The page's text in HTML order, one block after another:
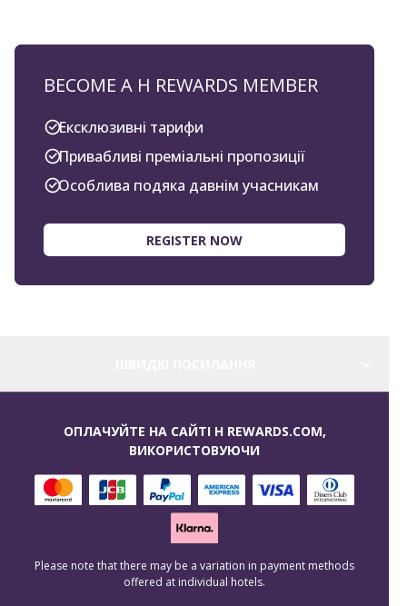
BECOME A H REWARDS MEMBER
Ексклюзивні тарифи
Привабливі преміальні пропозиції
Особлива подяка давнім учасникам
REGISTER NOW
ОПЛАЧУЙТЕ НА САЙТІ H REWARDS.COM,
ВИКОРИСТОВУЮЧИ
Please note that there may be a variation in payment methods
offered at individual hotels.